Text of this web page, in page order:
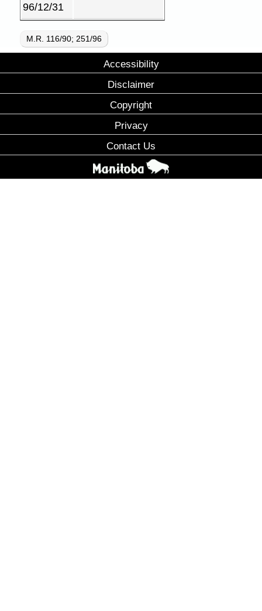
96/12/31
M.R. 116/90; 251/96
Accessibility
Disclaimer
Copyright
Privacy
Contact Us